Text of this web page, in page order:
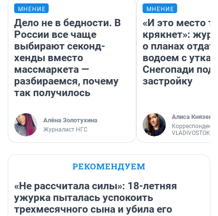
МНЕНИЕ
Дело не в бедности. В
России все чаще
выбирают секонд-
хенды вместо
массмаркета —
разбираемся, почему
так получилось
Алёна Золотухина
Журналист НГС
МНЕНИЕ
«И это место
крякнет»:
о планах
водоем с
Снегопади под
застройку
Алиса Князева
Корреспондент
РЕКОМЕНДУЕМ
«Не рассчитала силы»: 18-летняя
ужурка пыталась успокоить
трехмесячного сына и убила его